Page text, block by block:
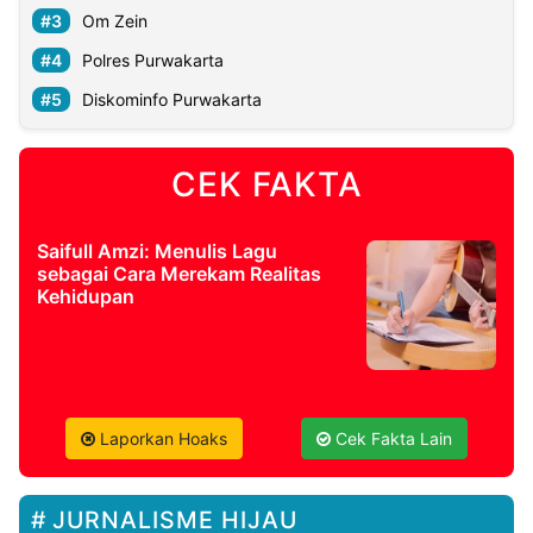
Om Zein
Polres Purwakarta
Diskominfo Purwakarta
CEK FAKTA
Saifull Amzi: Menulis Lagu
sebagai Cara Merekam Realitas
Kehidupan
Laporkan Hoaks Cek Fakta Lain
JURNALISME HIJAU